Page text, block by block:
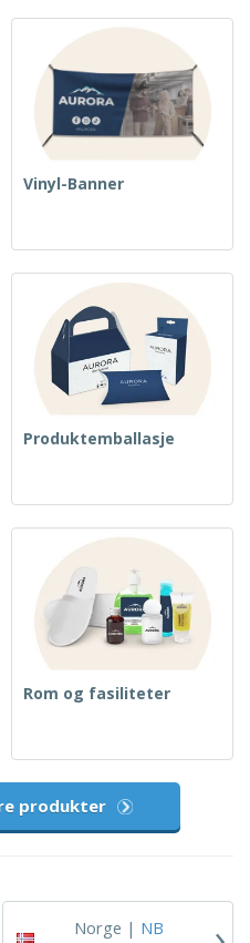
Vinyl-Banner
Produktemballasje
Rom og fasiliteter
produkter
Norge | NB